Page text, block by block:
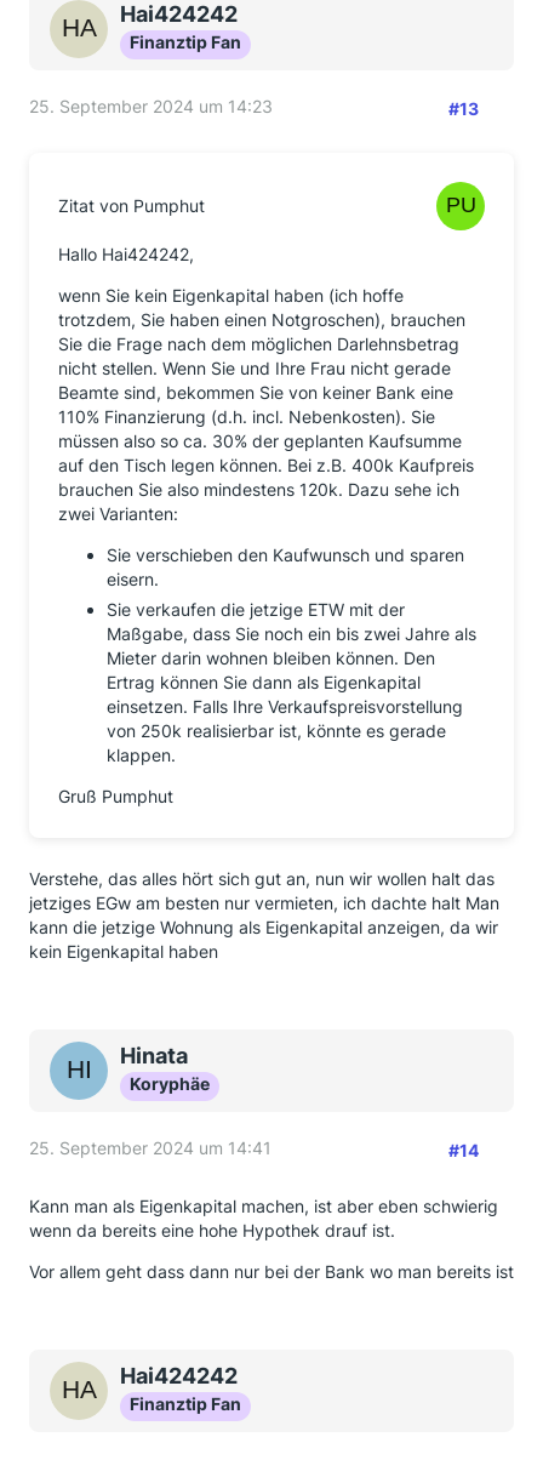
Hai424242
Finanztip Fan
25. September 2024 um 14:23 #13
Zitat von Pumphut
Hallo Hai424242,
wenn Sie kein Eigenkapital haben (ich hoffe
trotzdem, Sie haben einen Notgroschen), brauchen
Sie die Frage nach dem möglichen Darlehnsbetrag
nicht stellen. Wenn Sie und Ihre Frau nicht gerade
Beamte sind, bekommen Sie von keiner Bank eine
110% Finanzierung (d.h. incl. Nebenkosten). Sie
müssen also so ca. 30% der geplanten Kaufsumme
auf den Tisch legen können. Bei z.B. 400k Kaufpreis
brauchen Sie also mindestens 120k. Dazu sehe ich
zwei Varianten:
Sie verschieben den Kaufwunsch und sparen
eisern.
Sie verkaufen die jetzige ETW mit der
Maßgabe, dass Sie noch ein bis zwei Jahre als
Mieter darin wohnen bleiben können. Den
Ertrag können Sie dann als Eigenkapital
einsetzen. Falls Ihre Verkaufspreisvorstellung
von 250k realisierbar ist, könnte es gerade
klappen.
Gruß Pumphut
Verstehe, das alles hört sich gut an, nun wir wollen halt das
jetziges EGw am besten nur vermieten, ich dachte halt Man
kann die jetzige Wohnung als Eigenkapital anzeigen, da wir
kein Eigenkapital haben
Hinata
Koryphäe
25. September 2024 um 14:41 #14
Kann man als Eigenkapital machen, ist aber eben schwierig
wenn da bereits eine hohe Hypothek drauf ist.
Vor allem geht dass dann nur bei der Bank wo man bereits ist
Hai424242
Finanztip Fan